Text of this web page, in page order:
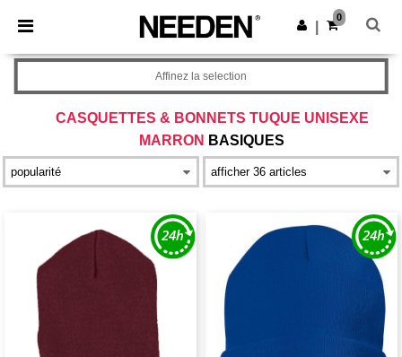
× Appli Needen
Meilleurs prix sur l’app !
Obtenir l'appli
0
CASQUETTES & BONNETS TUQUE UNISEXE
MARRON BASIQUES
Affinez la selection